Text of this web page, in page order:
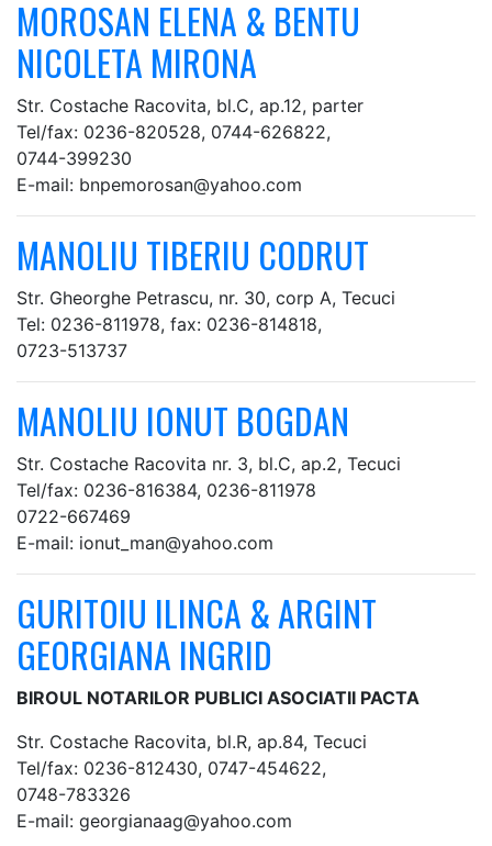
MOROSAN ELENA & BENTU
NICOLETA MIRONA
Str. Costache Racovita, bl.C, ap.12, parter
Tel/fax: 0236-820528, 0744-626822,
0744-399230
E-mail: bnpemorosan@yahoo.com
MANOLIU TIBERIU CODRUT
Str. Gheorghe Petrascu, nr. 30, corp A, Tecuci
Tel: 0236-811978, fax: 0236-814818,
0723-513737
MANOLIU IONUT BOGDAN
Str. Costache Racovita nr. 3, bl.C, ap.2, Tecuci
Tel/fax: 0236-816384, 0236-811978
0722-667469
E-mail: ionut_man@yahoo.com
GURITOIU ILINCA & ARGINT
GEORGIANA INGRID
BIROUL NOTARILOR PUBLICI ASOCIATII PACTA
Str. Costache Racovita, bl.R, ap.84, Tecuci
Tel/fax: 0236-812430, 0747-454622,
0748-783326
E-mail: georgianaag@yahoo.com